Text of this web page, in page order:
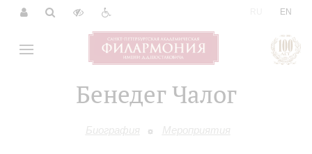
EN
Бенедег Чалог
Биография Мероприятия